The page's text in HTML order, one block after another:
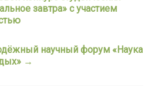
завтра» с участием
научный форум «Наука
→